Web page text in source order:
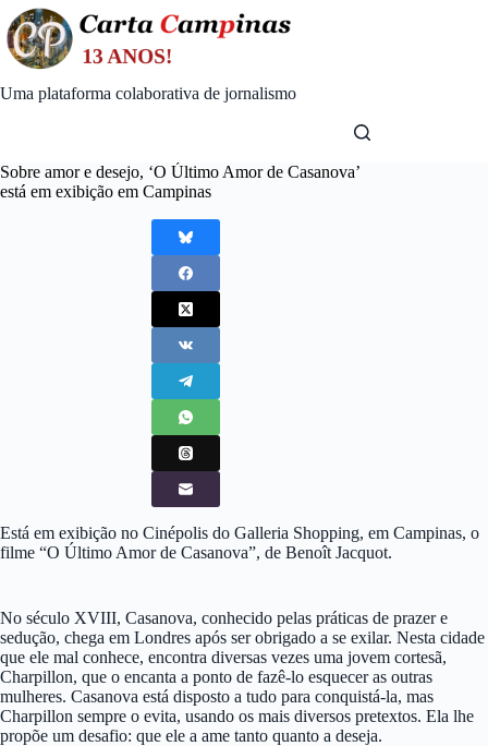
Skip
to
content
Uma plataforma colaborativa de jornalismo
Sobre amor e desejo, ‘O Último Amor de Casanova’
está em exibição em Campinas
Está em exibição no Cinépolis do Galleria Shopping, em Campinas, o
filme “O Último Amor de Casanova”, de Benoît Jacquot.
No século XVIII, Casanova, conhecido pelas práticas de prazer e
sedução, chega em Londres após ser obrigado a se exilar. Nesta cidade
que ele mal conhece, encontra diversas vezes uma jovem cortesã,
Charpillon, que o encanta a ponto de fazê-lo esquecer as outras
mulheres. Casanova está disposto a tudo para conquistá-la, mas
Charpillon sempre o evita, usando os mais diversos pretextos. Ela lhe
propõe um desafio: que ele a ame tanto quanto a deseja.